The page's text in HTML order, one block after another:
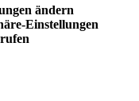
ändern
Einstellungen